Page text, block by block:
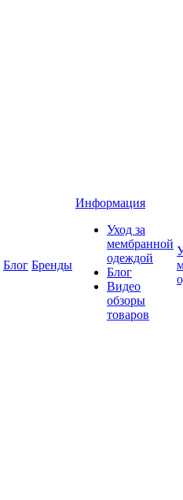
Блог Бренды
Информация
Уход за
мембранной
одеждой
Блог
Видео
обзоры
товаров